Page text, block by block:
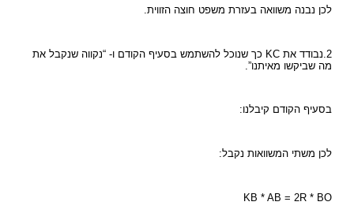
לכן נבנה משוואה בעזרת משפט חוצה הזווית.
2.נבודד את KC כך שנוכל להשתמש בסעיף הקודם ו- “נקווה שנקבל את
מה שביקשו מאיתנו”.
בסעיף הקודם קיבלנו:
לכן משתי המשוואות נקבל:
KB * AB = 2R * BO